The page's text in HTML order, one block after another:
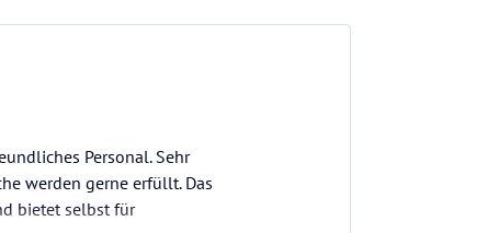
Personal. Sehr
werden gerne erfüllt. Das
bietet selbst für